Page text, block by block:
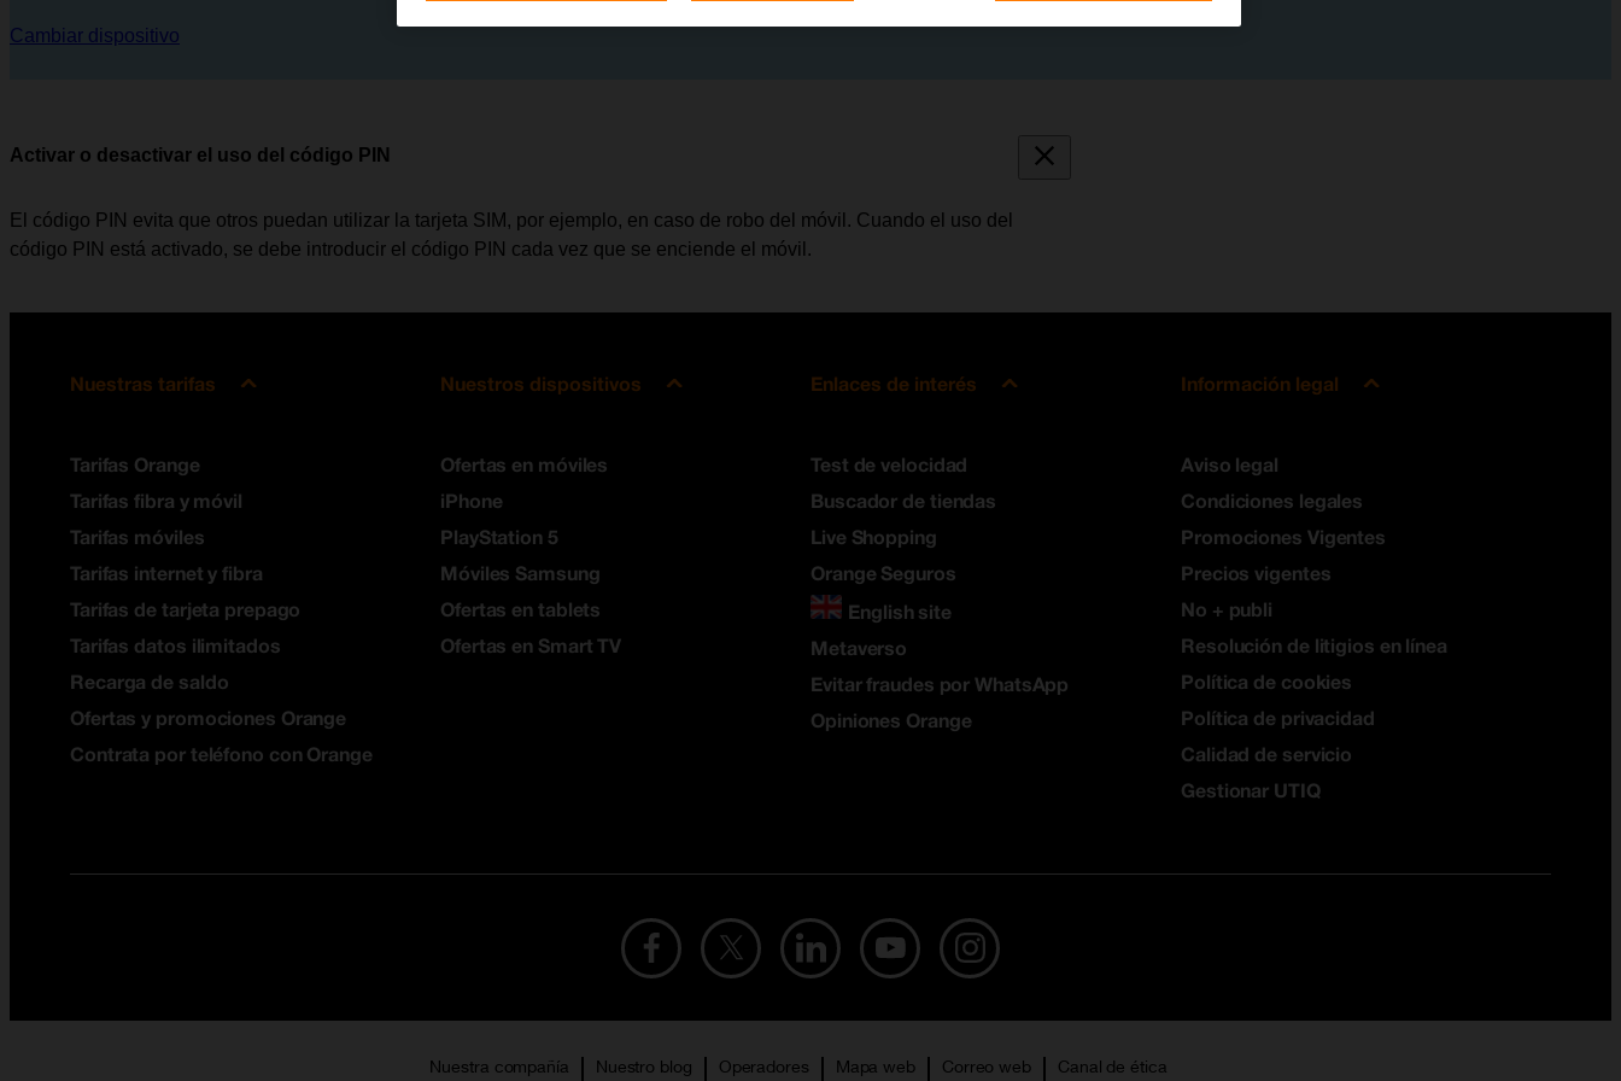
Cambiar dispositivo
Activar o desactivar el uso del código PIN
El código PIN evita que otros puedan utilizar la tarjeta SIM, por ejemplo, en caso de robo del móvil. Cuando el uso del
código PIN está activado, se debe introducir el código PIN cada vez que se enciende el móvil.
Nuestras tarifas
Tarifas Orange
Tarifas fibra y móvil
Tarifas móviles
Tarifas internet y fibra
Tarifas de tarjeta prepago
Tarifas datos ilimitados
Recarga de saldo
Ofertas y promociones Orange
Contrata por teléfono con Orange
Nuestros dispositivos
Ofertas en móviles
iPhone
PlayStation 5
Móviles Samsung
Ofertas en tablets
Ofertas en Smart TV
Enlaces de interés
Test de velocidad
Buscador de tiendas
Live Shopping
Orange Seguros
English site
Metaverso
Evitar fraudes por WhatsApp
Opiniones Orange
Información legal
Aviso legal
Condiciones legales
Promociones Vigentes
Precios vigentes
No + publi
Resolución de litigios en línea
Política de cookies
Política de privacidad
Calidad de servicio
Gestionar UTIQ
Nuestra compañía Nuestro blog Operadores Mapa web Correo web Canal de ética